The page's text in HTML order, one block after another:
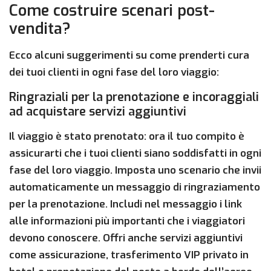
Come costruire scenari post-
vendita?
Ecco alcuni suggerimenti su come prenderti cura
dei tuoi clienti in ogni fase del loro viaggio:
Ringraziali per la prenotazione e incoraggiali
ad acquistare servizi aggiuntivi
Il viaggio è stato prenotato: ora il tuo compito è
assicurarti che i tuoi clienti siano soddisfatti in ogni
fase del loro viaggio. Imposta uno scenario che invii
automaticamente un messaggio di ringraziamento
per la prenotazione. Includi nel messaggio i link
alle informazioni più importanti che i viaggiatori
devono conoscere. Offri anche servizi aggiuntivi
come assicurazione, trasferimento VIP privato in